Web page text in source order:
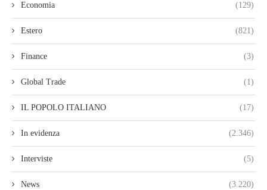
Economia (129)
Estero (821)
Finance (3)
Global Trade (1)
IL POPOLO ITALIANO (17)
In evidenza (2.346)
Interviste (5)
News (3.220)